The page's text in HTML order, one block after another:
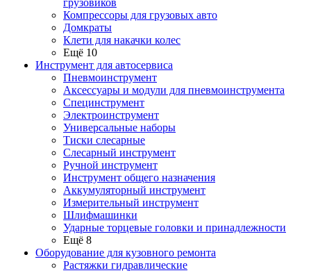
грузовиков
Компрессоры для грузовых авто
Домкраты
Клети для накачки колес
Ещё 10
Инструмент для автосервиса
Пневмоинструмент
Аксессуары и модули для пневмоинструмента
Специнструмент
Электроинструмент
Универсальные наборы
Тиски слесарные
Слесарный инструмент
Ручной инструмент
Инструмент общего назначения
Аккумуляторный инструмент
Измерительный инструмент
Шлифмашинки
Ударные торцевые головки и принадлежности
Ещё 8
Оборудование для кузовного ремонта
Растяжки гидравлические